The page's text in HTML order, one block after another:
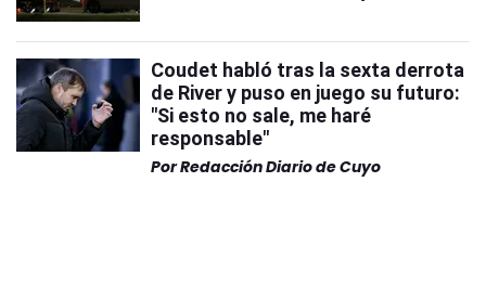
Coudet habló tras la sexta derrota
de River y puso en juego su futuro:
"Si esto no sale, me haré
responsable"
PorRedacción Diario de Cuyo